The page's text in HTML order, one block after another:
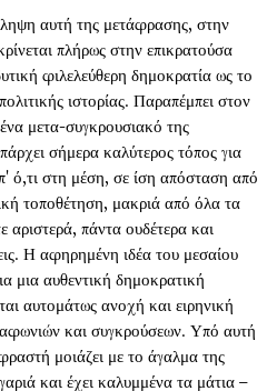
αυτή της μετάφρασης, στην
πλήρως στην επικρατούσα
φιλελεύθερη δημοκρατία ως το
ιστορίας. Παραπέμπει στον
μετα-συγκρουσιακό της
σήμερα καλύτερος τόπος για
ό,τι στη μέση, σε ίση απόσταση από
τοποθέτηση, μακριά από όλα τα
αριστερά, πάντα ουδέτερα και
Η αφηρημένη ιδέα του μεσαίου
μια αυθεντική δημοκρατική
αυτομάτως ανοχή και ειρηνική
και συγκρούσεων. Υπό αυτή
μοιάζει με το άγαλμα της
και έχει καλυμμένα τα μάτια –